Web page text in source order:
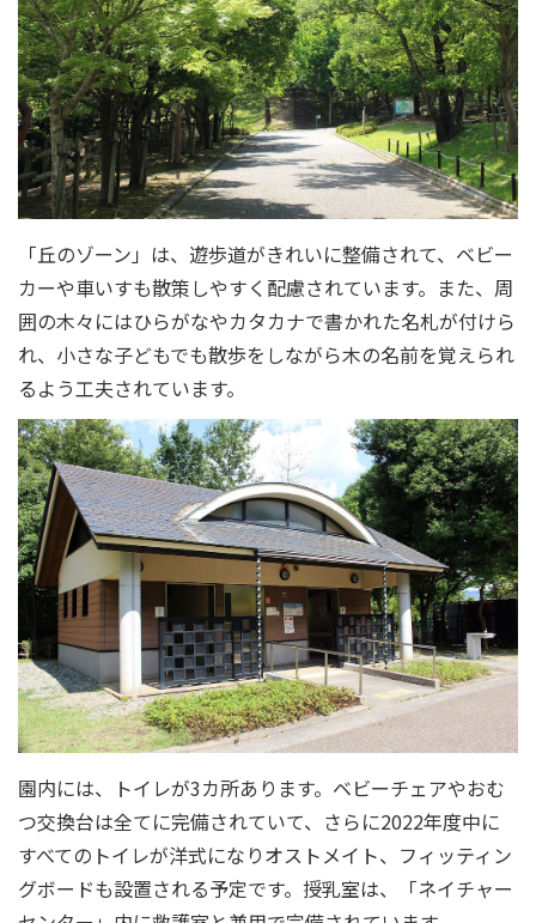
「丘のゾーン」は、遊歩道がきれいに整備されて、ベビー
カーや車いすも散策しやすく配慮されています。また、周
囲の木々にはひらがなやカタカナで書かれた名札が付けら
れ、小さな子どもでも散歩をしながら木の名前を覚えられ
るよう工夫されています。
園内には、トイレが3カ所あります。ベビーチェアやおむ
つ交換台は全てに完備されていて、さらに2022年度中に
すべてのトイレが洋式になりオストメイト、フィッティン
グボードも設置される予定です。授乳室は、「ネイチャー